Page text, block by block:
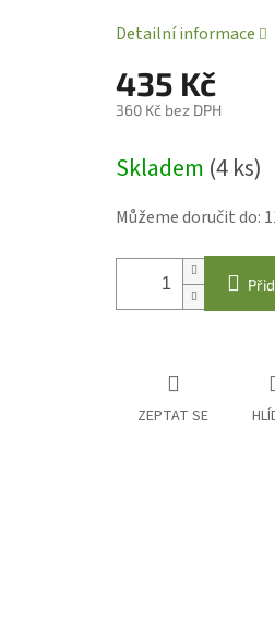
435 Kč
360 Kč bez DPH
cena:
Skladem (4 ks)
Můžeme doručit do:
Detailní informace
ZEPTAT SE